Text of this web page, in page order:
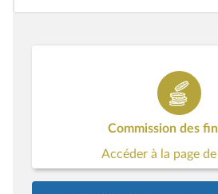
Commission des
Accéder à la page